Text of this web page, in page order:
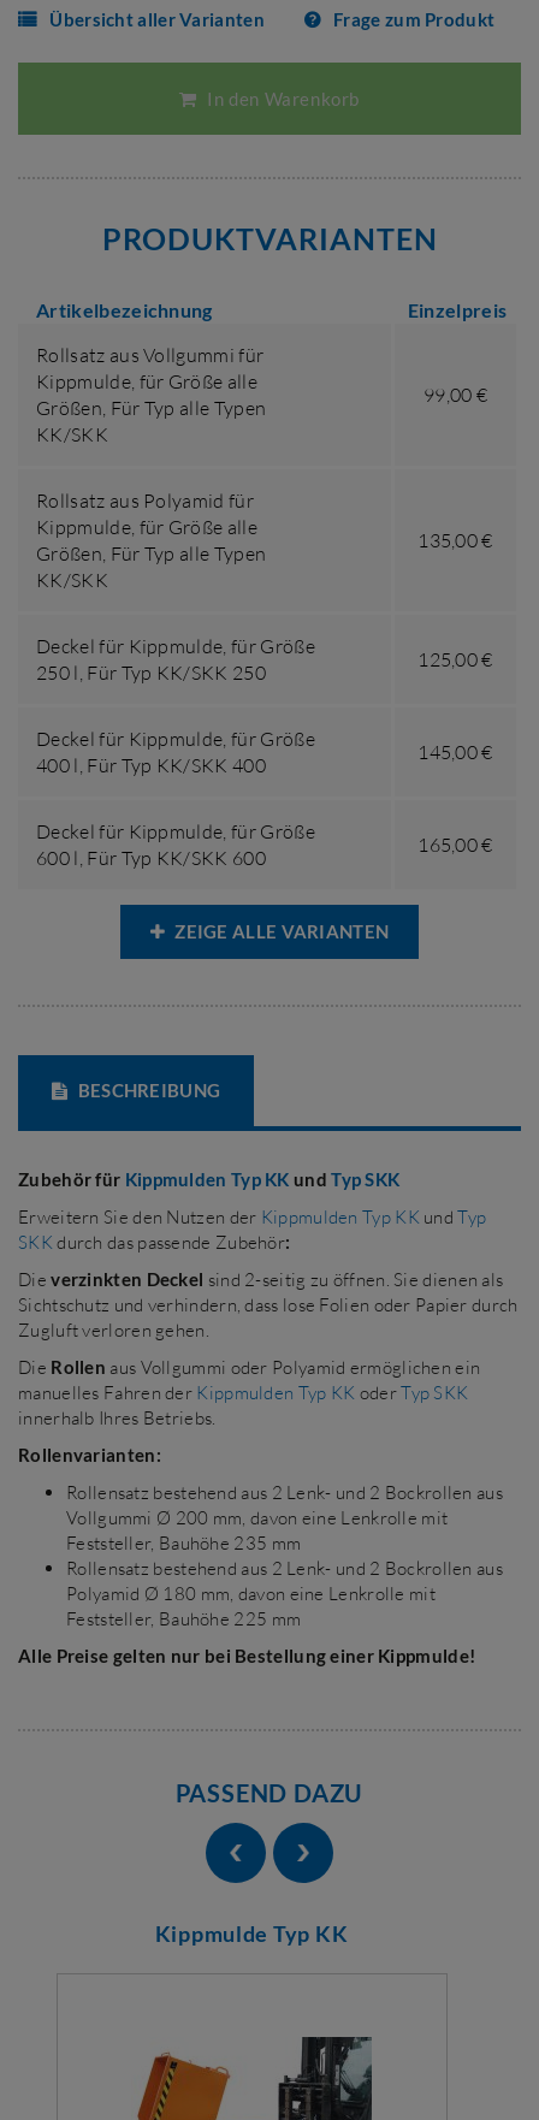
Übersicht aller Varianten Frage zum Produkt
In den Warenkorb
PRODUKTVARIANTEN
Artikelbezeichnung Einzelpreis
Rollsatz aus Vollgummi für
Kippmulde, für Größe alle
Größen, Für Typ alle Typen
KK/SKK
99,00 €
Rollsatz aus Polyamid für
Kippmulde, für Größe alle
Größen, Für Typ alle Typen
KK/SKK
135,00 €
Deckel für Kippmulde,für Größe
250 l, Für Typ KK/SKK 250
125,00 €
Deckel für Kippmulde,für Größe
400 l, Für Typ KK/SKK 400
145,00 €
Deckel für Kippmulde,für Größe
600 l, Für Typ KK/SKK 600
165,00 €
ZEIGE ALLE VARIANTEN
BESCHREIBUNG
Zubehör für Kippmulden Typ KK undTyp SKK
Erweitern Sie den Nutzen der Kippmulden Typ KKundTyp
SKKdurch das passende Zubehör:
Dieverzinkten Deckel sind 2-seitig zu öffnen. Sie dienen als
Sichtschutz und verhindern, dass lose Folien oder Papier durch
Zugluft verloren gehen.
Die Rollen aus Vollgummi oder Polyamid ermöglichen ein
manuelles Fahren der Kippmulden Typ KK oderTyp SKK
innerhalb Ihres Betriebs.
Rollenvarianten:
Rollensatz bestehend aus 2 Lenk- und 2 Bockrollen aus
Vollgummi Ø 200 mm, davon eine Lenkrolle mit
Feststeller, Bauhöhe 235 mm
Rollensatz bestehend aus 2 Lenk- und 2 Bockrollen aus
Polyamid Ø 180 mm, davon eine Lenkrolle mit
Feststeller, Bauhöhe 225 mm
Alle Preise gelten nur bei Bestellung einer Kippmulde!
PASSEND DAZU
Kippmulde Typ KK